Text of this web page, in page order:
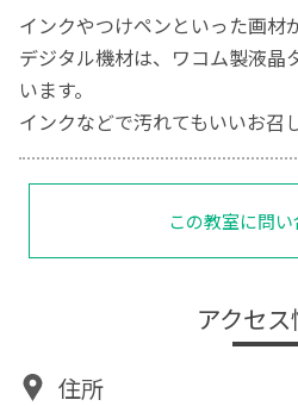
インクやつけペンといった画材
デジタル機材は、ワコム製液晶
います。
インクなどで汚れてもいいお召
この教室に問
アクセ
住所